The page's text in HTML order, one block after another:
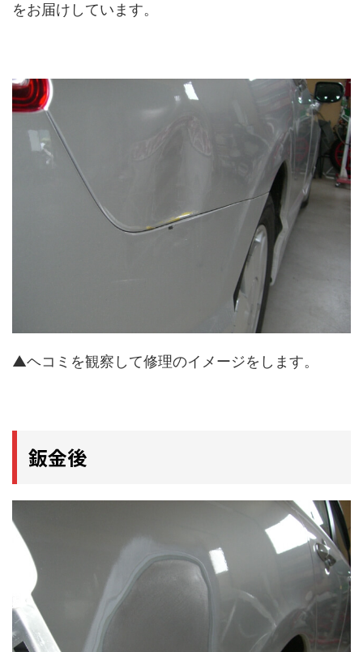
をお届けしています。
▲ヘコミを観察して修理のイメージをします。
鈑金後